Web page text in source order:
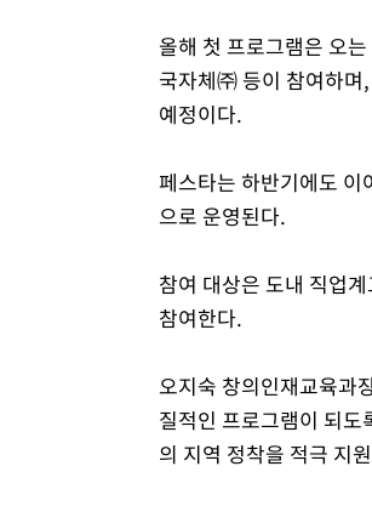
올해 첫 프로그램은 오
국자체㈜ 등이 참여하
예정이다.
페스타는 하반기에도
으로 운영된다.
참여 대상은 도내 직업
참여한다.
오지숙 창의인재교육과
질적인 프로그램이 되
의 지역 정착을 적극 지